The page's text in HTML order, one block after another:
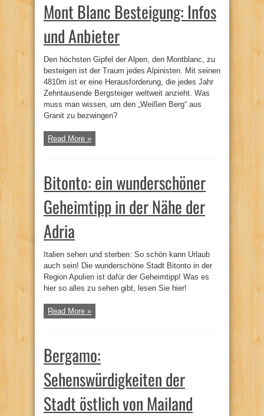
Mont Blanc Besteigung: Infos
und Anbieter
Den höchsten Gipfel der Alpen, den Montblanc, zu
besteigen ist der Traum jedes Alpinisten. Mit seinen
4810m ist er eine Herausforderung, die jedes Jahr
Zehntausende Bergsteiger weltweit anzieht. Was
muss man wissen, um den „Weißen Berg“ aus
Granit zu bezwingen?
Read More »
Bitonto: ein wunderschöner
Geheimtipp in der Nähe der
Adria
Italien sehen und sterben: So schön kann Urlaub
auch sein! Die wunderschöne Stadt Bitonto in der
Region Apulien ist dafür der Geheimtipp! Was es
hier so alles zu sehen gibt, lesen Sie hier!
Read More »
Bergamo:
Sehenswürdigkeiten der
Stadt östlich von Mailand